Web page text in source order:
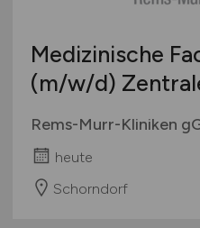
Medizinische
(m/w/d)
Rems-Murr-Kliniken
heute
Schorndorf